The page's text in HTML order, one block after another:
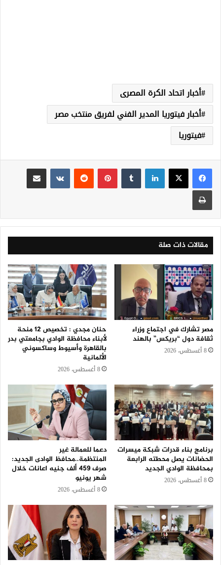
أخبار اتحاد الكرة المصرى
أخبار فيتوريا المدير الفني لفريق منتخب مصر
فيتوريا
لينكدإن بينتيريست
مقالات ذات صلة
مصر تشارك في اجتماع وزراء
ثقافة دول “بريكس” بالهند
8 أغسطس، 2026
حنان مجدي : تخصيص 12 منحة
لأبناء محافظة الوادي بجامعتي بدر
بالقاهرة وأسيوط وساكسوني
الألمانية
8 أغسطس، 2026
برنامج بناء قدرات شبكة ميسرات
الحضانات يصل محطته الرابعة
بمحافظة الوادي الجديد
8 أغسطس، 2026
دعما للعمالة غير
المنتظمة..محافظ الوادى الجديد:
صرف 459 ألف جنيه اعانات خلال
شهر يونيو
8 أغسطس، 2026